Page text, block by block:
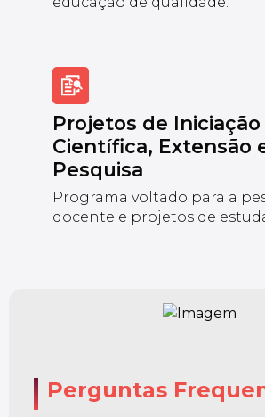
Projetos de Iniciação
Científica, Extensão
Pesquisa
Programa voltado para a
docente e projetos de
Perguntas